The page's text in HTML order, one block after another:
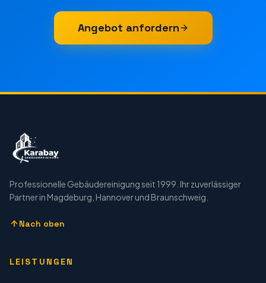
Angebot anfordern
Professionelle Gebäudereinigung seit 1999. Ihr zuverlässiger
Partner in Magdeburg, Hannover und Braunschweig.
Nach oben
LEISTUNGEN